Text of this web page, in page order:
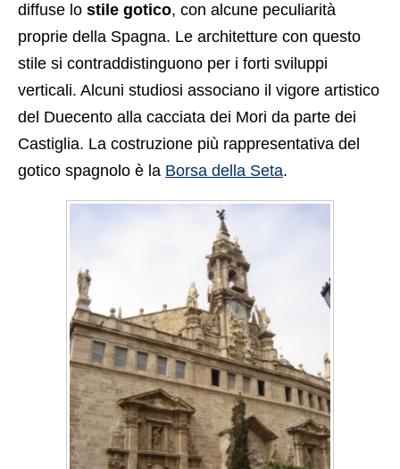
diffuse lo stile gotico, con alcune peculiarità
proprie della Spagna. Le architetture con questo
stile si contraddistinguono per i forti sviluppi
verticali. Alcuni studiosi associano il vigore artistico
del Duecento alla cacciata dei Mori da parte dei
Castiglia. La costruzione più rappresentativa del
gotico spagnolo è la Borsa della Seta.